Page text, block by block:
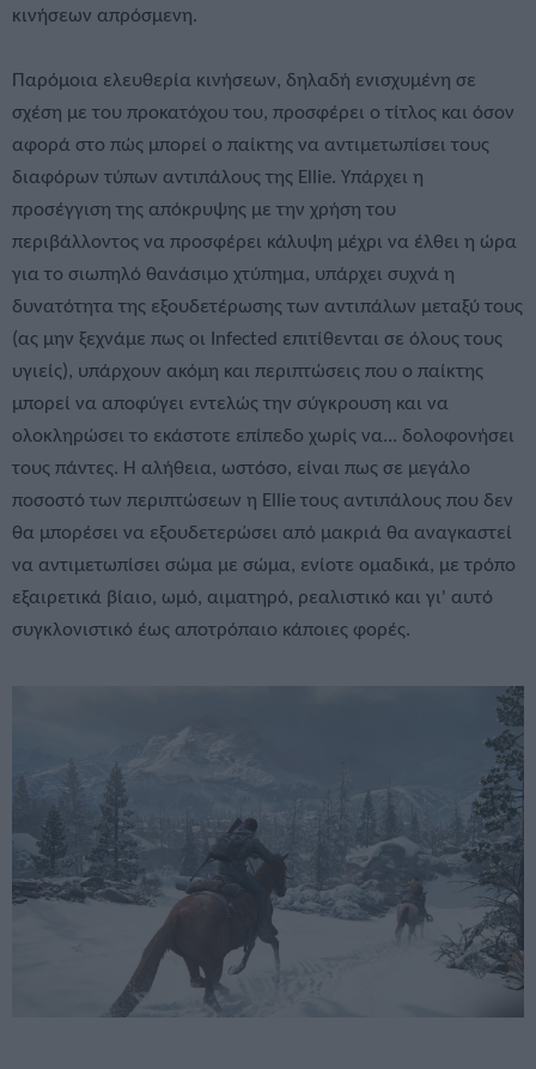
κινήσεων απρόσμενη.
Παρόμοια ελευθερία κινήσεων, δηλαδή ενισχυμένη σε
σχέση με του προκατόχου του, προσφέρει ο τίτλος και όσον
αφορά στο πώς μπορεί ο παίκτης να αντιμετωπίσει τους
διαφόρων τύπων αντιπάλους της Ellie. Υπάρχει η
προσέγγιση της απόκρυψης με την χρήση του
περιβάλλοντος να προσφέρει κάλυψη μέχρι να έλθει η ώρα
για το σιωπηλό θανάσιμο χτύπημα, υπάρχει συχνά η
δυνατότητα της εξουδετέρωσης των αντιπάλων μεταξύ τους
(ας μην ξεχνάμε πως οι Infected επιτίθενται σε όλους τους
υγιείς), υπάρχουν ακόμη και περιπτώσεις που ο παίκτης
μπορεί να αποφύγει εντελώς την σύγκρουση και να
ολοκληρώσει το εκάστοτε επίπεδο χωρίς να... δολοφονήσει
τους πάντες. Η αλήθεια, ωστόσο, είναι πως σε μεγάλο
ποσοστό των περιπτώσεων η Ellie τους αντιπάλους που δεν
θα μπορέσει να εξουδετερώσει από μακριά θα αναγκαστεί
να αντιμετωπίσει σώμα με σώμα, ενίοτε ομαδικά, με τρόπο
εξαιρετικά βίαιο, ωμό, αιματηρό, ρεαλιστικό και γι' αυτό
συγκλονιστικό έως αποτρόπαιο κάποιες φορές.